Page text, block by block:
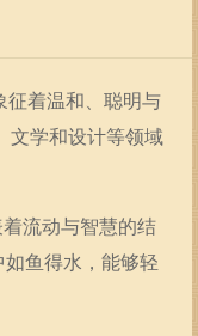
征着温和、聪明与
文学和设计等领域
流动与智慧的结
鱼得水，能够轻